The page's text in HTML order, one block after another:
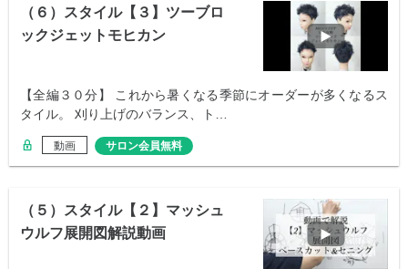
（６）スタイル【３】ツーブロ
ックジェットモヒカン
【全編３０分】 これから暑くなる季節にオーダーが多くなるス
タイル。 刈り上げのバランス、ト…
動画 サロン会員無料
（５）スタイル【２】マッシュ
ウルフ展開図解説動画